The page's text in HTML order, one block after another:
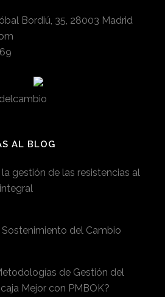
Bordiú, 35, 28003 Madrid
AL BLOG
gestión de las resistencias al
Sostenimiento del Cambio
de Gestión del
Mejor con PMBOK?